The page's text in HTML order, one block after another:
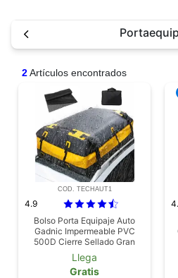
2Artículos encontrados
COD. TECHAUT1
4.9
Bolso Porta Equipaje Auto
Gadnic Impermeable PVC
500D Cierre Sellado Gran
Capacidad XL
Llega
Gratis